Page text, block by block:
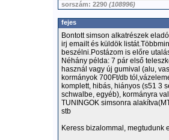
sorszám: 2290 (108996)
fejes
Bontott simson alkatrészek
irj emailt és küldök
beszélni.Postázom is előre
Néhány példa: 7 pár első
használ vagy új gumival (alu,
kormányok 700Ft/db
komplett, hibás, hiányos (s51 3
schwalbe, egyéb), kormányra
TUNINGOK simsonra
stb
Keress bizalommal, megtudunk